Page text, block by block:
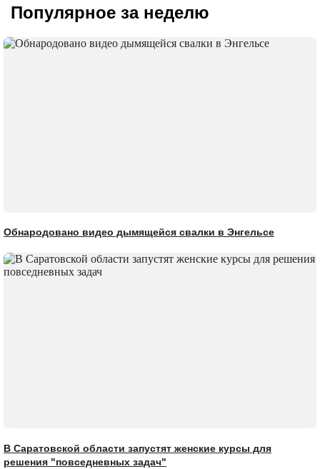
Популярное за неделю
Обнародовано видео дымящейся свалки в Энгельсе
В Саратовской области запустят женские курсы для
решения "повседневных задач"